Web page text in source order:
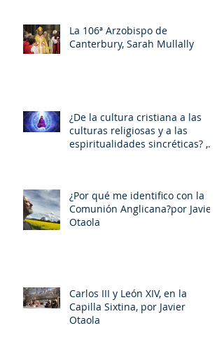
La 106ª Arzobispo de
Canterbury, Sarah Mullally
¿De la cultura cristiana a las
culturas religiosas y a las
espiritualidades sincréticas? ,
¿Por qué me identifico con la
Comunión Anglicana?por Javier
Otaola
Carlos III y León XIV, en la
Capilla Sixtina, por Javier
Otaola